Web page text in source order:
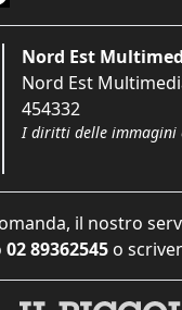
Nord Est
Nord Est
454332
I diritti delle immagini
il nostro
02 89362545 o